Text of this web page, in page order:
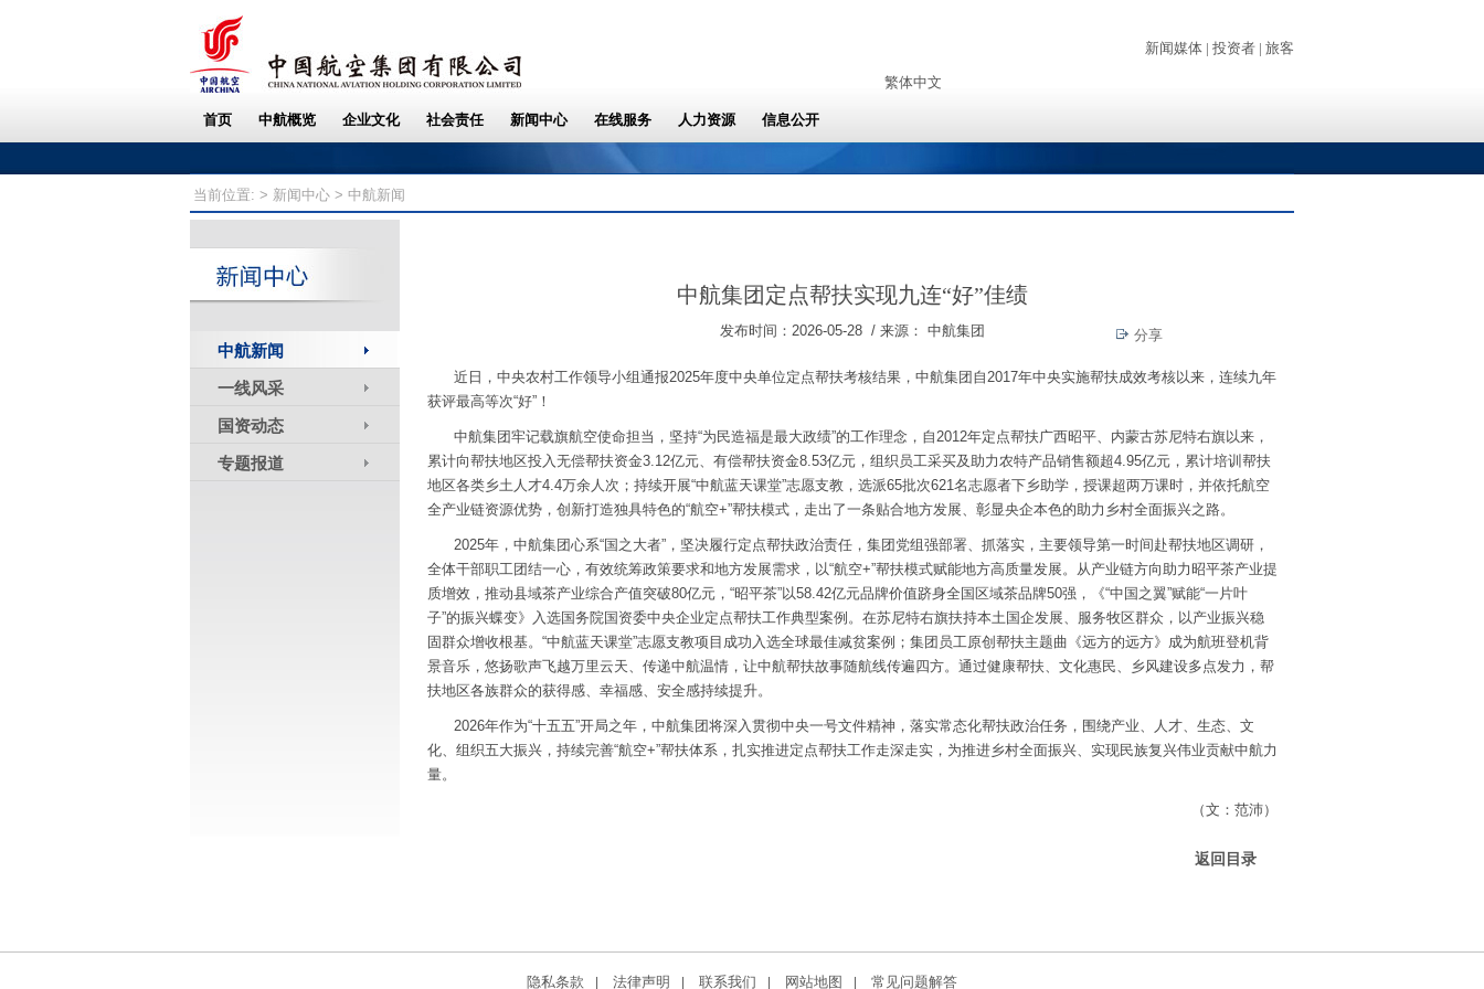
当前位置: > 新闻中心 > 中航新闻
中航新闻
一线风采
国资动态
专题报道
中航集团定点帮扶实现九连“好”佳绩
发布时间：2026-05-28 / 来源： 中航集团 分享
近日，中央农村工作领导小组通报2025年度中央单位定点帮扶考核结果，中航集团自2017年中央实施帮扶成效考核以来，连续九年
获评最高等次“好”！
中航集团牢记载旗航空使命担当，坚持“为民造福是最大政绩”的工作理念，自2012年定点帮扶广西昭平、内蒙古苏尼特右旗以来，
累计向帮扶地区投入无偿帮扶资金3.12亿元、有偿帮扶资金8.53亿元，组织员工采买及助力农特产品销售额超4.95亿元，累计培训帮扶
地区各类乡土人才4.4万余人次；持续开展“中航蓝天课堂”志愿支教，选派65批次621名志愿者下乡助学，授课超两万课时，并依托航空
全产业链资源优势，创新打造独具特色的“航空+”帮扶模式，走出了一条贴合地方发展、彰显央企本色的助力乡村全面振兴之路。
2025年，中航集团心系“国之大者”，坚决履行定点帮扶政治责任，集团党组强部署、抓落实，主要领导第一时间赴帮扶地区调研，
全体干部职工团结一心，有效统筹政策要求和地方发展需求，以“航空+”帮扶模式赋能地方高质量发展。从产业链方向助力昭平茶产业提
质增效，推动县域茶产业综合产值突破80亿元，“昭平茶”以58.42亿元品牌价值跻身全国区域茶品牌50强，《“中国之翼”赋能“一片叶
子”的振兴蝶变》入选国务院国资委中央企业定点帮扶工作典型案例。在苏尼特右旗扶持本土国企发展、服务牧区群众，以产业振兴稳
固群众增收根基。“中航蓝天课堂”志愿支教项目成功入选全球最佳减贫案例；集团员工原创帮扶主题曲《远方的远方》成为航班登机背
景音乐，悠扬歌声飞越万里云天、传递中航温情，让中航帮扶故事随航线传遍四方。通过健康帮扶、文化惠民、乡风建设多点发力，帮
扶地区各族群众的获得感、幸福感、安全感持续提升。
2026年作为“十五五”开局之年，中航集团将深入贯彻中央一号文件精神，落实常态化帮扶政治任务，围绕产业、人才、生态、文
化、组织五大振兴，持续完善“航空+”帮扶体系，扎实推进定点帮扶工作走深走实，为推进乡村全面振兴、实现民族复兴伟业贡献中航力
量。
（文：范沛）
返回目录